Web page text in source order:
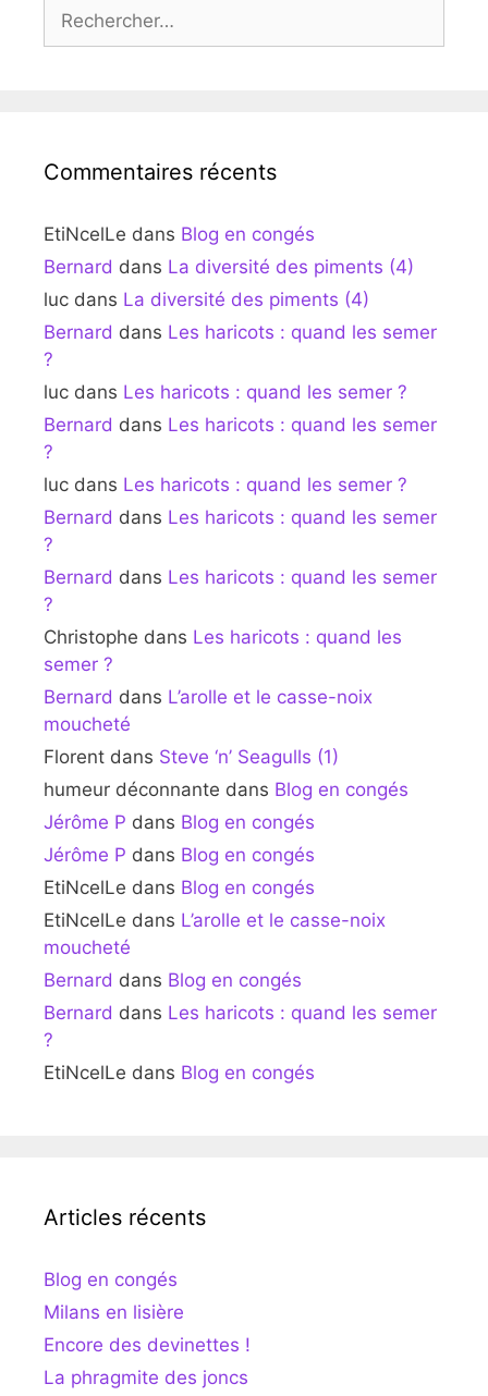
Rechercher :
Commentaires récents
EtiNcelLe dans Blog en congés
Bernard dans La diversité des piments (4)
luc dans La diversité des piments (4)
Bernard dans Les haricots : quand les semer
?
luc dans Les haricots : quand les semer ?
Bernard dans Les haricots : quand les semer
?
luc dans Les haricots : quand les semer ?
Bernard dans Les haricots : quand les semer
?
Bernard dans Les haricots : quand les semer
?
Christophe dans Les haricots : quand les
semer ?
Bernard dans L’arolle et le casse-noix
moucheté
Florent dans Steve ‘n’ Seagulls (1)
humeur déconnante dans Blog en congés
Jérôme P dans Blog en congés
Jérôme P dans Blog en congés
EtiNcelLe dans Blog en congés
EtiNcelLe dans L’arolle et le casse-noix
moucheté
Bernard dans Blog en congés
Bernard dans Les haricots : quand les semer
?
EtiNcelLe dans Blog en congés
Articles récents
Blog en congés
Milans en lisière
Encore des devinettes !
La phragmite des joncs